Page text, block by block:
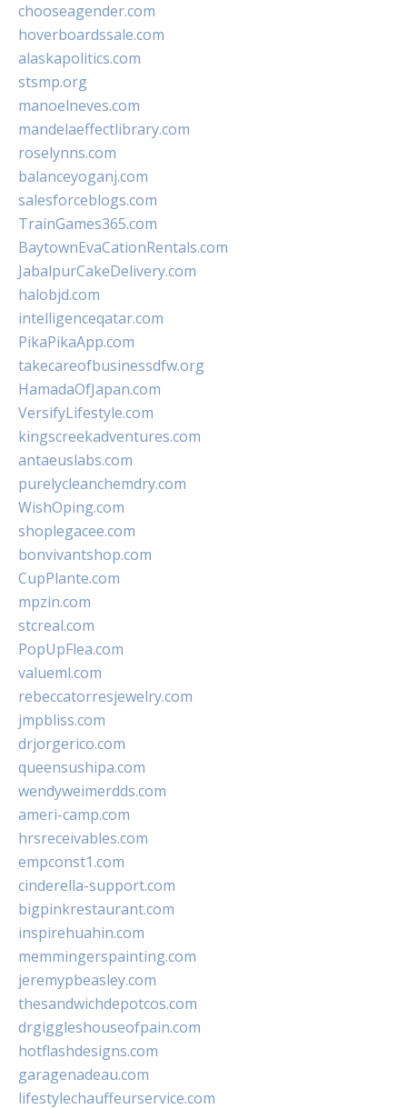
chooseagender.com
hoverboardssale.com
alaskapolitics.com
stsmp.org
manoelneves.com
mandelaeffectlibrary.com
roselynns.com
balanceyoganj.com
salesforceblogs.com
TrainGames365.com
BaytownEvaCationRentals.com
JabalpurCakeDelivery.com
halobjd.com
intelligenceqatar.com
PikaPikaApp.com
takecareofbusinessdfw.org
HamadaOfJapan.com
VersifyLifestyle.com
kingscreekadventures.com
antaeuslabs.com
purelycleanchemdry.com
WishOping.com
shoplegacee.com
bonvivantshop.com
CupPlante.com
mpzin.com
stcreal.com
PopUpFlea.com
valueml.com
rebeccatorresjewelry.com
jmpbliss.com
drjorgerico.com
queensushipa.com
wendyweimerdds.com
ameri-camp.com
hrsreceivables.com
empconst1.com
cinderella-support.com
bigpinkrestaurant.com
inspirehuahin.com
memmingerspainting.com
jeremypbeasley.com
thesandwichdepotcos.com
drgiggleshouseofpain.com
hotflashdesigns.com
garagenadeau.com
lifestylechauffeurservice.com